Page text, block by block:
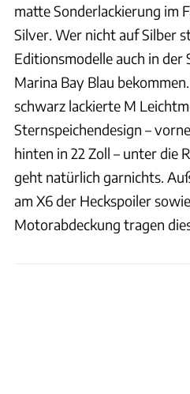
matte Sonderlackierung im
Silver. Wer nicht auf Silber
Editionsmodelle auch in der
Marina Bay Blau
schwarz lackierte M
Sternspeichendesign –
hinten in 22 Zoll – unter die
geht natürlich garnichts.
am X6 der Heckspoiler
Motorabdeckung tragen